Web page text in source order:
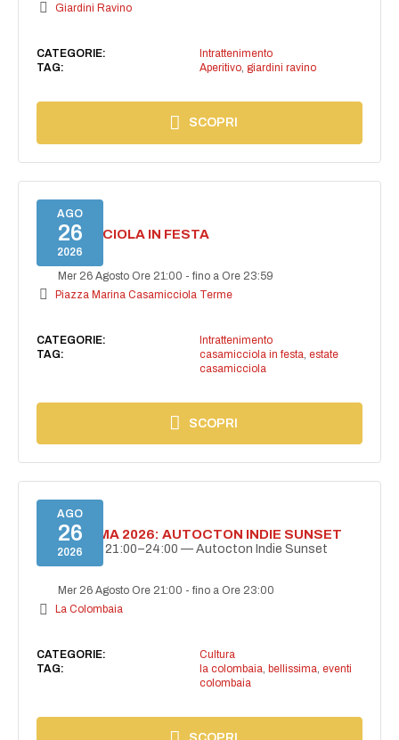
Giardini Ravino
CATEGORIE:
Intrattenimento
TAG:
Aperitivo, giardini ravino
SCOPRI
AGO
26
2026
CASAMICCIOLA IN FESTA
Mer 26 Agosto Ore 21:00 -fino a Ore 23:59
Piazza Marina Casamicciola Terme
CATEGORIE:
Intrattenimento
TAG:
casamicciola in festa estate
casamicciola
SCOPRI
AGO
26
2026
BELLISSIMA 2026: AUTOCTON INDIE SUNSET
26 agosto | 21:00–24:00 — Autocton Indie Sunset
Mer 26 Agosto Ore 21:00 -fino a Ore 23:00
La Colombaia
CATEGORIE:
Cultura
TAG:
la colombaia, bellissima, eventi
colombaia